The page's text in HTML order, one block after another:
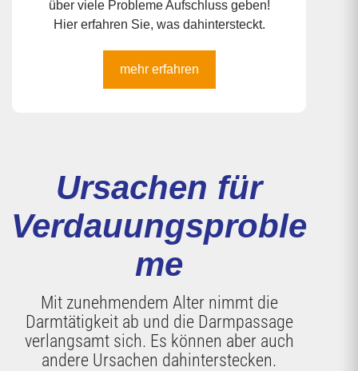
über viele Probleme Aufschluss geben!
Hier erfahren Sie, was dahintersteckt.
mehr erfahren
Ursachen für
Verdauungsproble
me
Mit zunehmendem Alter nimmt die
Darmtätigkeit ab und die Darmpassage
verlangsamt sich. Es können aber auch
andere Ursachen dahinterstecken.